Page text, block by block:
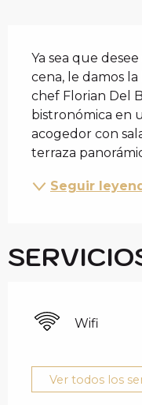
Ya sea que
cena, le damos
chef Florian Del
bistronómica en
acogedor con
terraza
Seguir
Wifi
Ver todos los